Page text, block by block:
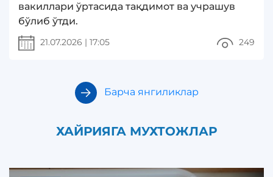
вакиллари ўртасида тақдимот ва учрашув
бўлиб ўтди.
21.07.2026 | 17:05 249
Барча янгиликлар
ХАЙРИЯГА МУХТОЖЛАР